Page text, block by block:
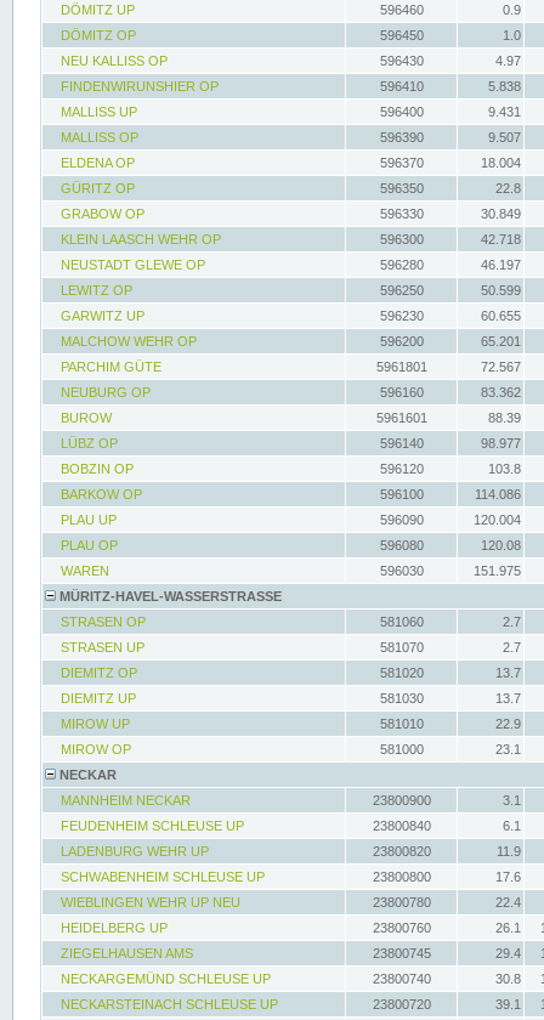
DÖMITZ UP
596460
0.9
DÖMITZ OP
596450
1.0
NEU KALLISS OP
596430
4.97
FINDENWIRUNSHIER OP
596410
5.838
MALLISS UP
596400
9.431
MALLISS OP
596390
9.507
ELDENA OP
596370
18.004
GÜRITZ OP
596350
22.8
GRABOW OP
596330
30.849
KLEIN LAASCH WEHR OP
596300
42.718
NEUSTADT GLEWE OP
596280
46.197
LEWITZ OP
596250
50.599
GARWITZ UP
596230
60.655
MALCHOW WEHR OP
596200
65.201
PARCHIM GÜTE
5961801
72.567
NEUBURG OP
596160
83.362
BUROW
5961601
88.39
LÜBZ OP
596140
98.977
BOBZIN OP
596120
103.8
BARKOW OP
596100
114.086
PLAU UP
596090
120.004
PLAU OP
596080
120.08
WAREN
596030
151.975
MÜRITZ-HAVEL-WASSERSTRASSE
STRASEN OP
581060
2.7
STRASEN UP
581070
2.7
DIEMITZ OP
581020
13.7
DIEMITZ UP
581030
13.7
MIROW UP
581010
22.9
MIROW OP
581000
23.1
NECKAR
MANNHEIM NECKAR
23800900
3.1
FEUDENHEIM SCHLEUSE UP
23800840
6.1
LADENBURG WEHR UP
23800820
11.9
SCHWABENHEIM SCHLEUSE UP
23800800
17.6
WIEBLINGEN WEHR UP NEU
23800780
22.4
HEIDELBERG UP
23800760 26.1
ZIEGELHAUSEN AMS
23800745 29.4
NECKARGEMÜND SCHLEUSE UP
23800740 30.8
NECKARSTEINACH SCHLEUSE UP
23800720 39.1